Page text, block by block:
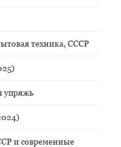
техника, СССР
упряжь
и современные